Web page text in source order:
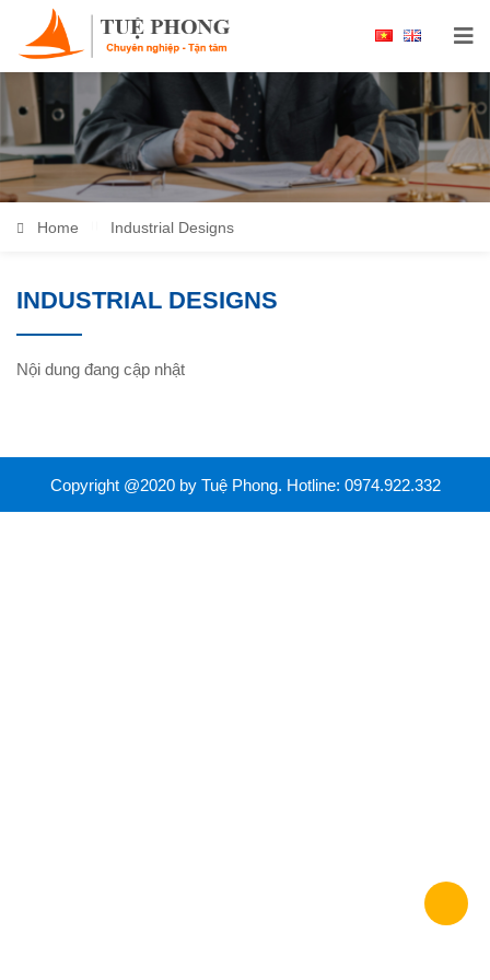
Home Industrial Designs
INDUSTRIAL DESIGNS
Nội dung đang cập nhật
Copyright @2020 by Tuệ Phong. Hotline: 0974.922.332